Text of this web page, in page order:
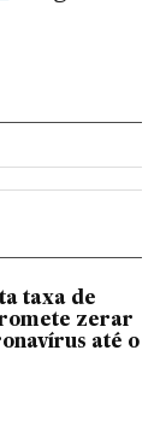
taxa de
zerar
até o